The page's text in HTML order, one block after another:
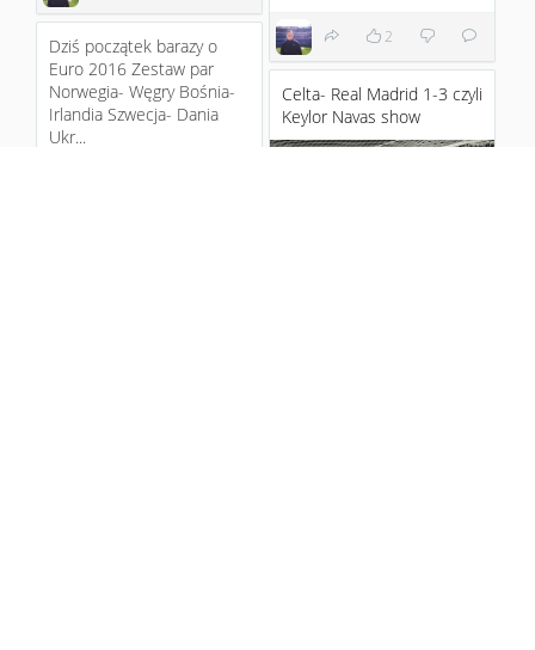
2
Dziś początek barazy o
Euro 2016 Zestaw par
Norwegia- Węgry Bośnia-
Irlandia Szwecja- Dania
Ukr...
Celta- Real Madrid 1-3 czyli
Keylor Navas show